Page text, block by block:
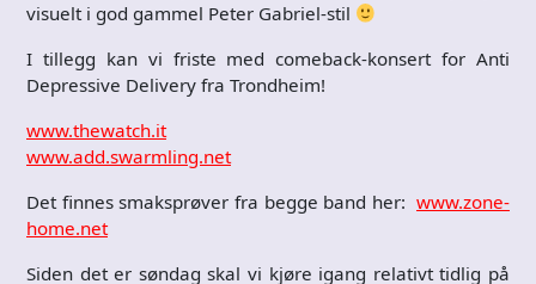
visuelt i god gammel Peter Gabriel-stil
I tillegg kan vi friste med comeback-konsert for Anti
Depressive Delivery fra Trondheim!
www.thewatch.it
www.add.swarmling.net
Det finnes smaksprøver fra begge band her: www.zone-
home.net
Siden det er søndag skal vi kjøre igang relativt tidlig på